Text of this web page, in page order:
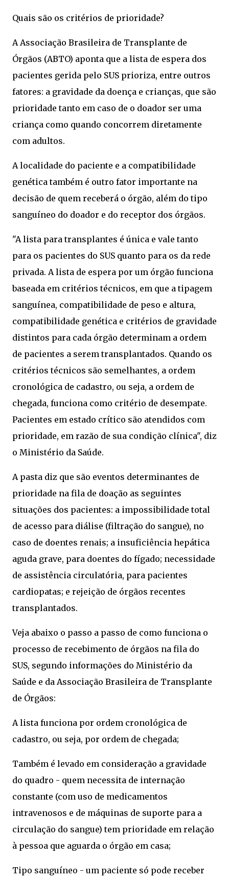
Quais são os critérios de prioridade?
A Associação Brasileira de Transplante de
Órgãos (ABTO) aponta que a lista de espera dos
pacientes gerida pelo SUS prioriza, entre outros
fatores: a gravidade da doença e crianças, que são
prioridade tanto em caso de o doador ser uma
criança como quando concorrem diretamente
com adultos.
A localidade do paciente e a compatibilidade
genética também é outro fator importante na
decisão de quem receberá o órgão, além do tipo
sanguíneo do doador e do receptor dos órgãos.
"A lista para transplantes é única e vale tanto
para os pacientes do SUS quanto para os da rede
privada. A lista de espera por um órgão funciona
baseada em critérios técnicos, em que a tipagem
sanguínea, compatibilidade de peso e altura,
compatibilidade genética e critérios de gravidade
distintos para cada órgão determinam a ordem
de pacientes a serem transplantados. Quando os
critérios técnicos são semelhantes, a ordem
cronológica de cadastro, ou seja, a ordem de
chegada, funciona como critério de desempate.
Pacientes em estado crítico são atendidos com
prioridade, em razão de sua condição clínica", diz
o Ministério da Saúde.
A pasta diz que são eventos determinantes de
prioridade na fila de doação as seguintes
situações dos pacientes: a impossibilidade total
de acesso para diálise (filtração do sangue), no
caso de doentes renais; a insuficiência hepática
aguda grave, para doentes do fígado; necessidade
de assistência circulatória, para pacientes
cardiopatas; e rejeição de órgãos recentes
transplantados.
Veja abaixo o passo a passo de como funciona o
processo de recebimento de órgãos na fila do
SUS, segundo informações do Ministério da
Saúde e da Associação Brasileira de Transplante
de Órgãos:
A lista funciona por ordem cronológica de
cadastro, ou seja, por ordem de chegada;
Também é levado em consideração a gravidade
do quadro - quem necessita de internação
constante (com uso de medicamentos
intravenosos e de máquinas de suporte para a
circulação do sangue) tem prioridade em relação
à pessoa que aguarda o órgão em casa;
Tipo sanguíneo - um paciente só pode receber